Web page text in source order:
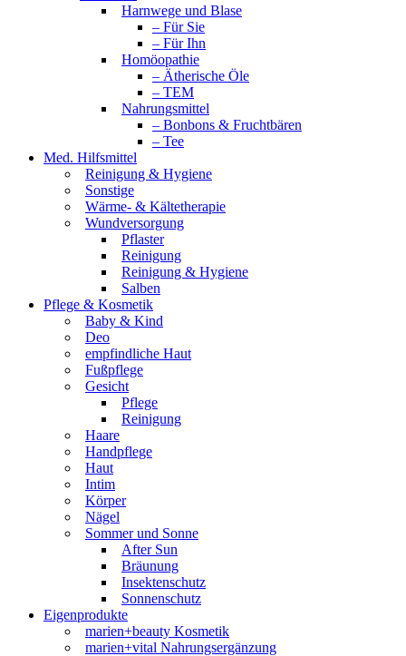
Harnwege und Blase
– Für Sie
– Für Ihn
Homöopathie
– Ätherische Öle
– TEM
Nahrungsmittel
– Bonbons & Fruchtbären
– Tee
Med. Hilfsmittel
Reinigung & Hygiene
Sonstige
Wärme- & Kältetherapie
Wundversorgung
Pflaster
Reinigung
Reinigung & Hygiene
Salben
Pflege & Kosmetik
Baby & Kind
Deo
empfindliche Haut
Fußpflege
Gesicht
Pflege
Reinigung
Haare
Handpflege
Haut
Intim
Körper
Nägel
Sommer und Sonne
After Sun
Bräunung
Insektenschutz
Sonnenschutz
Eigenprodukte
marien+beauty Kosmetik
marien+vital Nahrungsergänzung